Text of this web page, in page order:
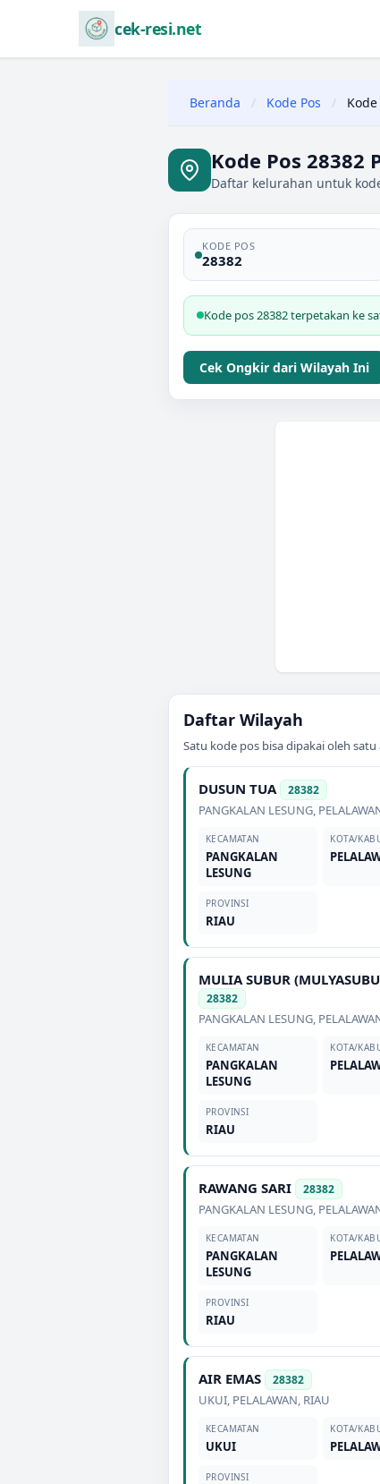
cek-resi.net
Beranda / Kode Pos /
Kode Pos 28382
Daftar kelurahan untuk
KODE POS
28382
Kode pos 28382 terpetakan ke
Cek Ongkir dari Wilayah Ini
Daftar Wilayah
Satu kode pos bisa dipakai oleh
DUSUN TUA 28382
PANGKALAN LESUNG,
KECAMATAN
PANGKALAN
LESUNG
KOTA/
PROVINSI
RIAU
MULIA SUBUR
28382
PANGKALAN LESUNG,
KECAMATAN
PANGKALAN
LESUNG
KOTA/
PROVINSI
RIAU
RAWANG SARI 28382
PANGKALAN LESUNG,
KECAMATAN
PANGKALAN
LESUNG
KOTA/
PROVINSI
RIAU
AIR EMAS 28382
UKUI, PELALAWAN, RIAU
KECAMATAN
UKUI
KOTA/
PROVINSI